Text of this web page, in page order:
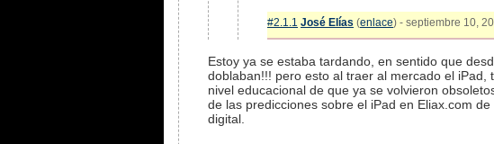
#2.1.1 José Elías (enlace) - septiembre 10,
Estoy ya se estaba tardando, en sentido que
doblaban!!! pero esto al traer al mercado el
nivel educacional de que ya se volvieron
de las predicciones sobre el iPad en Eliax.com
digital.